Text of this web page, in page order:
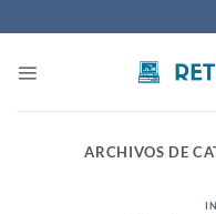
al
ARCHIVOS DE